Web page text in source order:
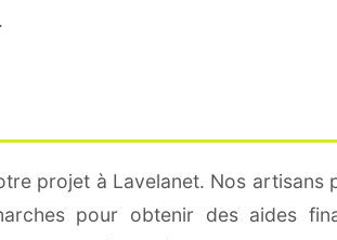
projet à Lavelanet. Nos artisans
pour obtenir des aides